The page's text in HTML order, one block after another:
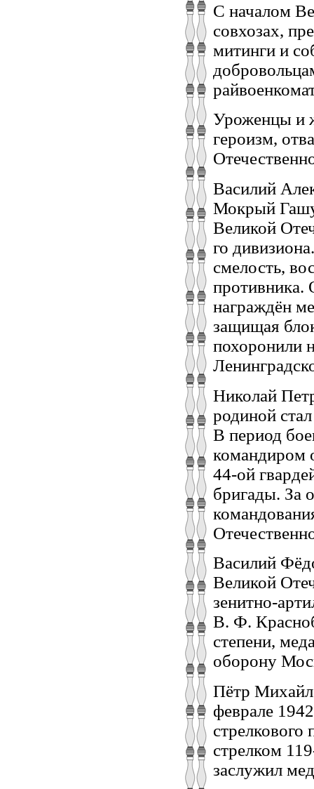
С началом
совхозах,
митинги и
Уроженцы и
героизм,
Василий
Мокрый
Великой
го
смелость,
противника.
награждён
защищая
похоронили
Николай
родиной
В период
командиром
44-ой
бригады. За
Василий
Великой
зенитно-
В. Ф.
степени,
оборону
Пётр
феврале
стрелком
заслужил